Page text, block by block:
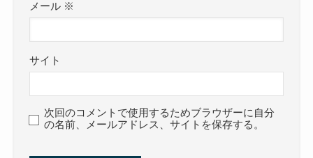
メール ※
サイト
次回のコメントで使用するためブラウザーに自分
の名前、メールアドレス、サイトを保存する。